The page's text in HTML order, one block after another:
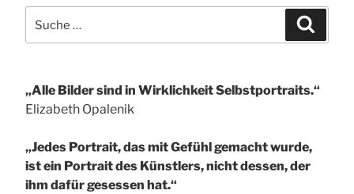
nach:
„Alle Bilder sind in Wirklichkeit Selbstportraits.“
Elizabeth Opalenik
„Jedes Portrait, das mit Gefühl gemacht wurde,
ist ein Portrait des Künstlers, nicht dessen, der
ihm dafür gesessen hat.“